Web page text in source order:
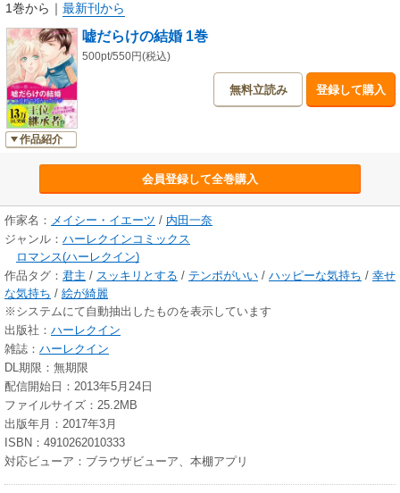
1巻から ｜ 最新刊から
作品紹介
嘘だらけの結婚 1巻
500pt/550円(税込)
無料立読み 登録して購入
会員登録して全巻購入
作家名： メイシー・イエーツ / 内田一奈
ジャンル： ハーレクインコミックス
ロマンス(ハーレクイン)
作品タグ： 君主 / スッキリとする / テンポがいい / ハッピーな気持ち / 幸せ
な気持ち / 絵が綺麗
※システムにて自動抽出したものを表示しています
出版社： ハーレクイン
雑誌： ハーレクイン
DL期限：無期限
配信開始日：2013年5月24日
ファイルサイズ：25.2MB
出版年月：2017年3月
ISBN：4910262010333
対応ビューア：ブラウザビューア、本棚アプリ